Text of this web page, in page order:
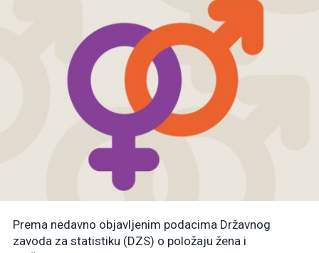
Prema nedavno objavljenim podacima Državnog
zavoda za statistiku (DZS) o položaju žena i